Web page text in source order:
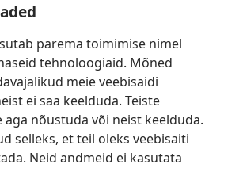
parema toimimise nimel
tehnoloogiaid. Mõned
meie veebisaidi
ei saa keelduda. Teiste
aga nõustuda või neist keelduda.
selleks, et teil oleks veebisaiti
Neid andmeid ei kasutata